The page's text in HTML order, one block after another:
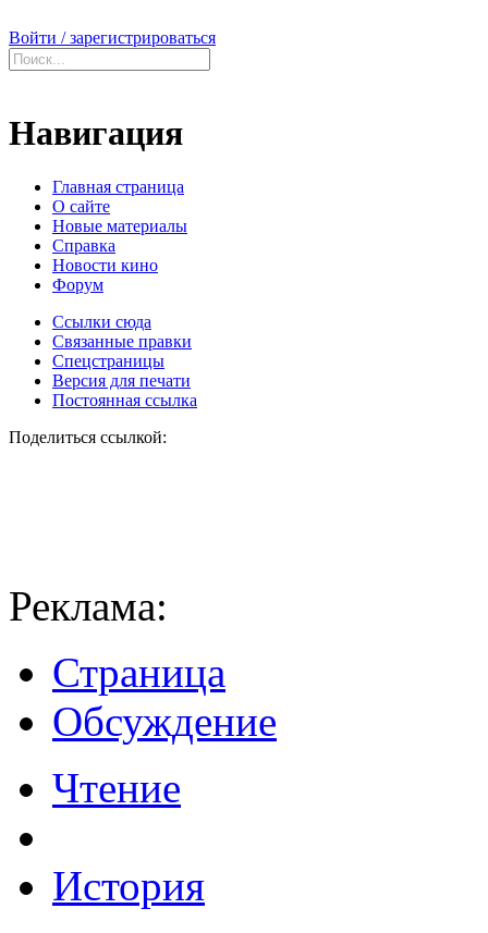
Войти / зарегистрироваться
Навигация
Главная страница
О сайте
Новые материалы
Справка
Новости кино
Форум
Ссылки сюда
Связанные правки
Спецстраницы
Версия для печати
Постоянная ссылка
Поделиться ссылкой:
Реклама:
Страница
Обсуждение
Чтение
История